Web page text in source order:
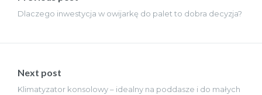
Dlaczego inwestycja w owijarkę do palet to dobra decyzja?
Next post
Klimatyzator konsolowy – idealny na poddasze i do małych